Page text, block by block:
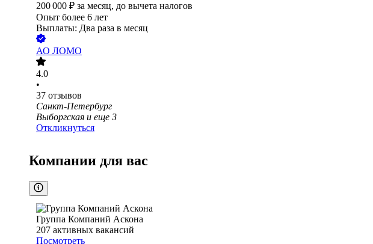
200 000 ₽ за месяц, до вычета налогов
Опыт более 6 лет
Выплаты: Два раза в месяц
АО ЛОМО
4.0
•
37 отзывов
Санкт-Петербург
Выборгская и еще 3
Откликнуться
Компании для вас
Группа Компаний Аскона
207 активных вакансий
Посмотреть